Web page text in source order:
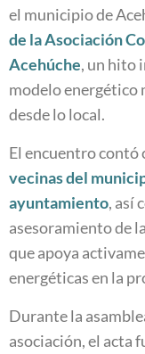
el municipio de
de la Asociación
Acehúche, un hito
modelo energético
desde lo local.
El encuentro contó
vecinas del
ayuntamiento, así
asesoramiento de
que apoya
energéticas en la
Durante la
asociación, el acta